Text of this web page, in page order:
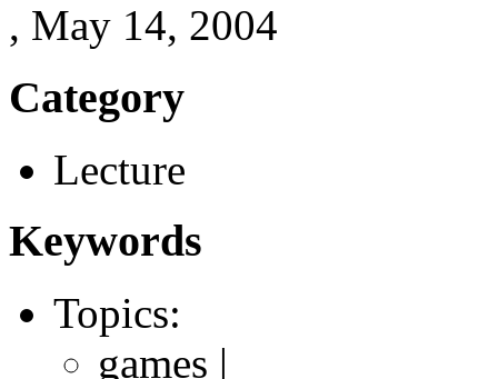
, May 14, 2004
Category
Lecture
Keywords
Topics:
games |